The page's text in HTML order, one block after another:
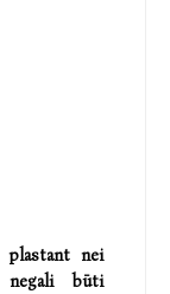
plastant nei
negali būti